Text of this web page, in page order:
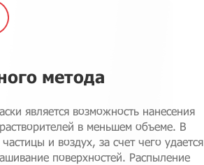
метода
является возможность нанесения
в меньшем объеме. В
и воздух, за счет чего удается
поверхностей. Распыление